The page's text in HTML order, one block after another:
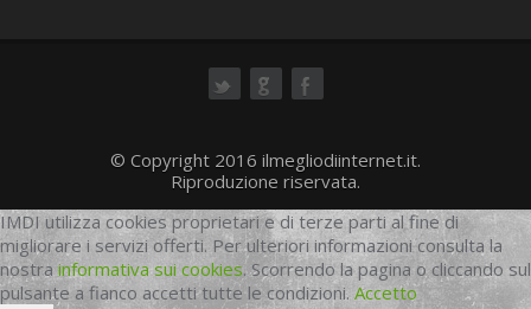
© Copyright 2016 ilmegliodiinternet.it.
Riproduzione riservata.
IMDI utilizza cookies proprietari e di terze parti al fine di
migliorare i servizi offerti. Per ulteriori informazioni consulta la
nostrainformativa sui cookies. Scorrendo la pagina o cliccando sul
pulsante a fianco accetti tutte le condizioni. Accetto